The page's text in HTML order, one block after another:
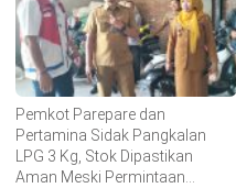
Pemkot Parepare dan
Pertamina Sidak Pangkalan
LPG 3 Kg, Stok Dipastikan
Aman Meski Permintaan